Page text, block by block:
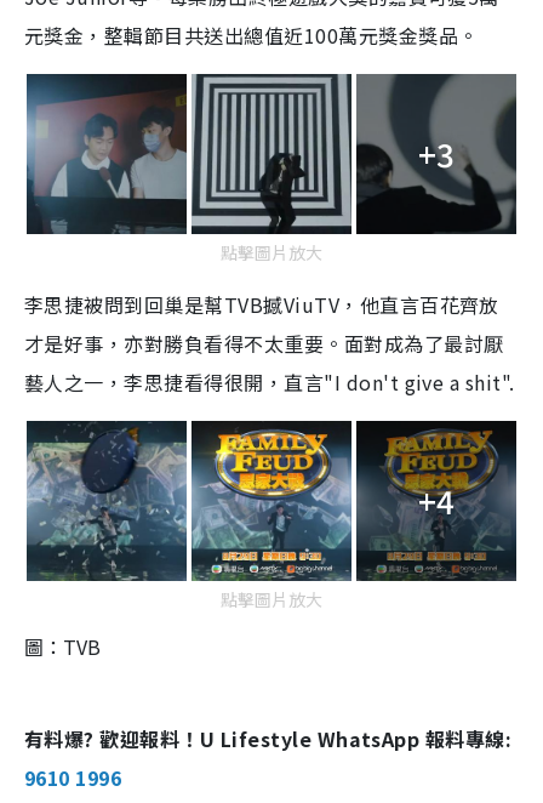
元獎金，整輯節目共送出總值近100萬元獎金獎品。
+3
點擊圖片放大
李思捷被問到回巢是幫TVB撼ViuTV，他直言百花齊放
才是好事，亦對勝負看得不太重要。面對成為了最討厭
藝人之一，李思捷看得很開，直言"I don't give a shit".
+4
點擊圖片放大
圖：TVB
有料爆? 歡迎報料！U Lifestyle WhatsApp 報料專線:
9610 1996